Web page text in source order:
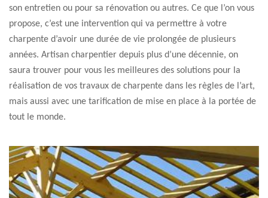
son entretien ou pour sa rénovation ou autres. Ce que l’on vous
propose, c’est une intervention qui va permettre à votre
charpente d’avoir une durée de vie prolongée de plusieurs
années. Artisan charpentier depuis plus d’une décennie, on
saura trouver pour vous les meilleures des solutions pour la
réalisation de vos travaux de charpente dans les règles de l’art,
mais aussi avec une tarification de mise en place à la portée de
tout le monde.